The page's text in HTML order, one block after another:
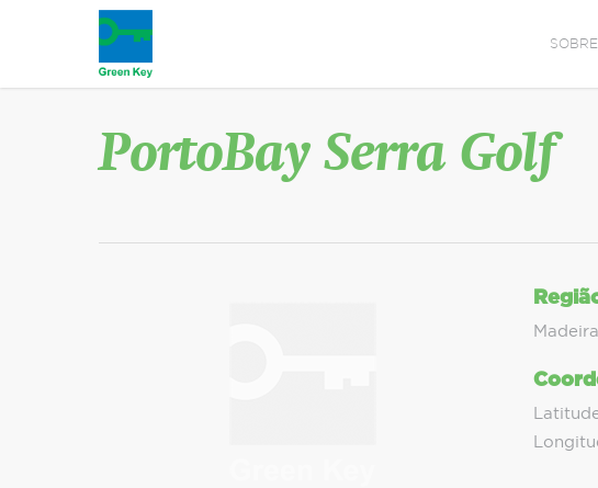
SOBRE
PortoBay Serra Golf
Madeira